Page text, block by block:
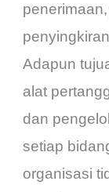
Adapun
alat
dan
setiap
organisasi